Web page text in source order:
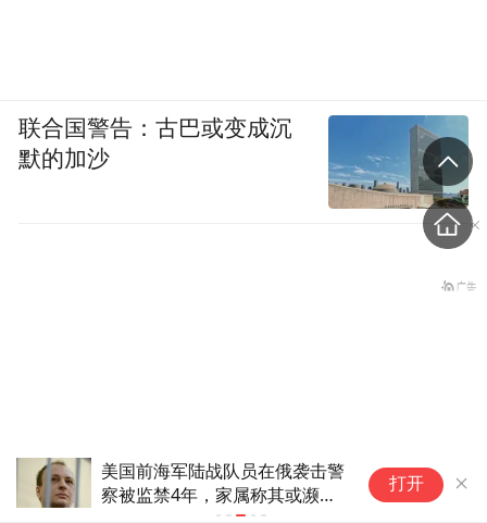
美国前海军陆战队员在俄袭击警
察被监禁4年，家属称其或濒临
AI
打开
联合国警告：古巴或变成沉
默的加沙
台风“白海豚”登陆后将影响